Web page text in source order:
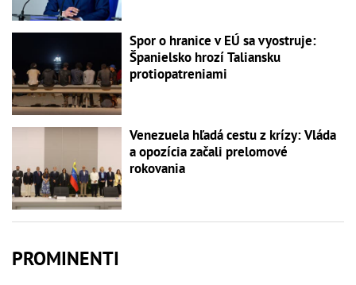
Spor o hranice v EÚ sa vyostruje:
Španielsko hrozí Taliansku
protiopatreniami
Venezuela hľadá cestu z krízy: Vláda
a opozícia začali prelomové
rokovania
PROMINENTI